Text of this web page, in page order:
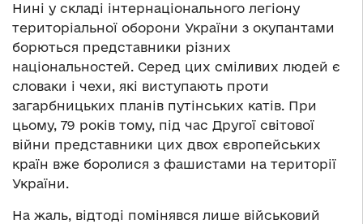
Нині у складі інтернаціонального легіону
територіальної оборони України з окупантами
борються представники різних
національностей. Серед цих сміливих людей є
словаки і чехи, які виступають проти
загарбницьких планів путінських катів. При
цьому, 79 років тому, під час Другої світової
війни представники цих двох європейських
країн вже боролися з фашистами на території
України.
На жаль, відтоді помінявся лише військовий